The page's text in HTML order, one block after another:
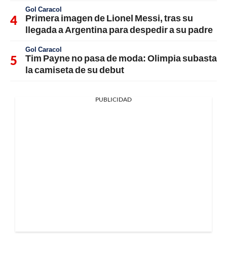
Gol Caracol
Primera imagen de Lionel Messi, tras su
llegada a Argentina para despedir a su padre
Gol Caracol
Tim Payne no pasa de moda: Olimpia subasta
la camiseta de su debut
PUBLICIDAD